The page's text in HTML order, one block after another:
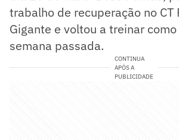
trabalho de recuperação no CT
Gigante e voltou a treinar
semana passada.
CONTINUA
APÓS A
PUBLICIDADE